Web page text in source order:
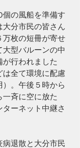
個の風船を準備す
大分市民の皆さん
万枚の短冊が寄せ
大型バルーンの中
が行われました
は全て環境に配慮
）。午後５時から
一斉に空に放た
ーネット中継さ
退散と大分市民